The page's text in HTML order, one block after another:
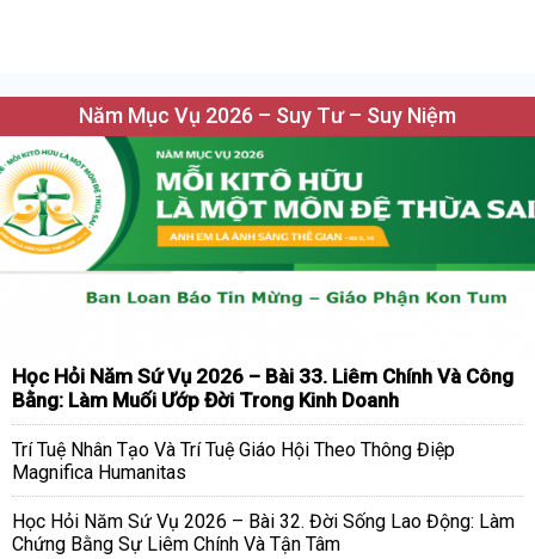
Năm Mục Vụ 2026 – Suy Tư – Suy Niệm
Học Hỏi Năm Sứ Vụ 2026 – Bài 33. Liêm Chính Và Công
Bằng: Làm Muối Ướp Đời Trong Kinh Doanh
Trí Tuệ Nhân Tạo Và Trí Tuệ Giáo Hội Theo Thông Điệp
Magnifica Humanitas
Học Hỏi Năm Sứ Vụ 2026 – Bài 32. Đời Sống Lao Động: Làm
Chứng Bằng Sự Liêm Chính Và Tận Tâm